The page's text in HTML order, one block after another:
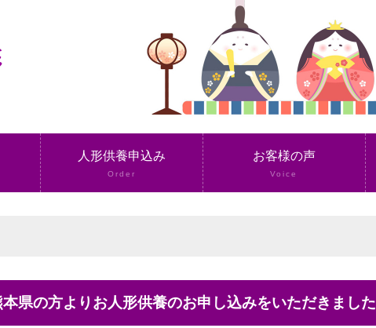
人形供養申込み
Order
お客様の声
Voice
熊本県の方よりお人形供養のお申し込みをいただきました